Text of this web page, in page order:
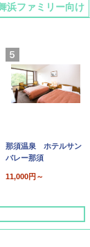
那須温泉 ホテルサン
バレー那須
11,000円～
浜ファミリー向け